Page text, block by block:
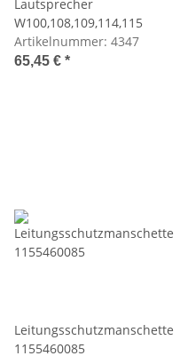
Lautsprecher
W100,108,109,114,115
Artikelnummer: 4347
65,45 € *
Leitungsschutzmanschette
1155460085